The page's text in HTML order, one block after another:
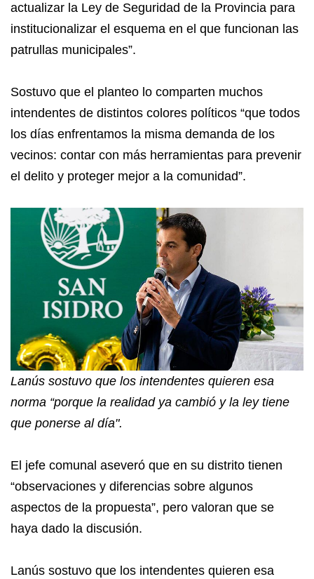
actualizar la Ley de Seguridad de la Provincia para
institucionalizar el esquema en el que funcionan las
patrullas municipales”.
Sostuvo que el planteo lo comparten muchos
intendentes de distintos colores políticos “que todos
los días enfrentamos la misma demanda de los
vecinos: contar con más herramientas para prevenir
el delito y proteger mejor a la comunidad”.
Lanús sostuvo que los intendentes quieren esa
norma “porque la realidad ya cambió y la ley tiene
que ponerse al día".
El jefe comunal aseveró que en su distrito tienen
“observaciones y diferencias sobre algunos
aspectos de la propuesta”, pero valoran que se
haya dado la discusión.
Lanús sostuvo que los intendentes quieren esa